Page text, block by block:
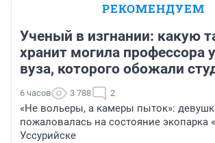
РЕКОМЕНДУЕМ
Ученый в изгнании: какую
хранит могила профессора
вуза, которого обожали
6 часов 3 788 2
«Не вольеры, а камеры пыток»:
пожаловалась на состояние экопарка
Уссурийске